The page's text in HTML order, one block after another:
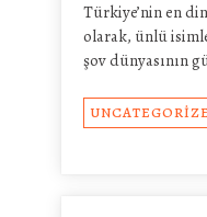
Türkiye’nin en
olarak, ünlü
şov dünyasının